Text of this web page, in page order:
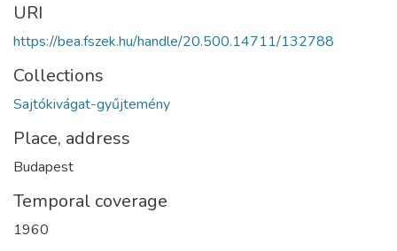
URI
https://bea.fszek.hu/handle/20.500.14711/132788
Collections
Sajtókivágat-gyűjtemény
Place, address
Budapest
Temporal coverage
1960